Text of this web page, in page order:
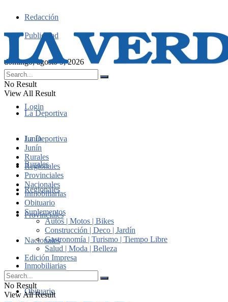
Redacción
Publicidad
domingo, agosto 9, 2026
Login
No Result
View All Result
La Deportiva
Junín
Rurales
Regionales
Provinciales
Nacionales
Inmobiliarias
Obituario
La Deportiva
Junín
Rurales
Regionales
Provinciales
Nacionales
Inmobiliarias
Obituario
Suplementos
Autos | Motos | Bikes
Construcción | Deco | Jardín
Gastronomía | Turismo | Tiempo Libre
Salud | Moda | Belleza
Edición Impresa
No Result
View All Result